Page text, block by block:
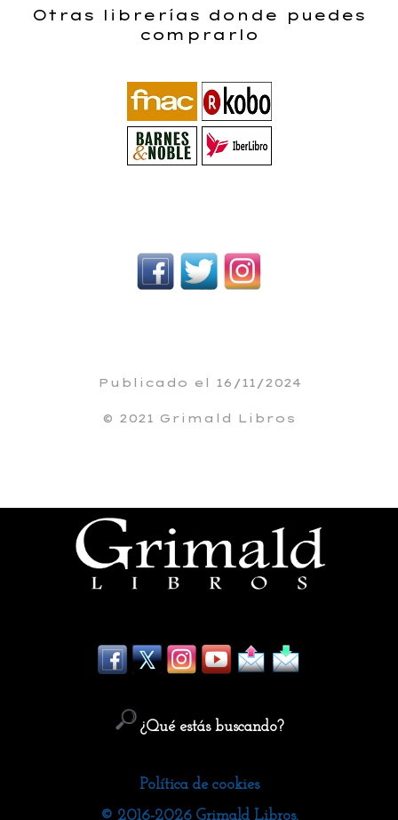
Otras librerías donde puedes
comprarlo
Publicado el 16/11/2024
© 2021 Grimald Libros
¿Qué estás buscando?
Política de cookies
© 2016-2026 Grimald Libros.